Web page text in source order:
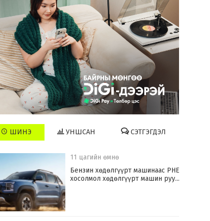
ШИНЭ УНШСАН СЭТГЭГДЭЛ
11 цагийн өмнө
​Бензин хөдөлгүүрт машинаас PHEV
хосолмол хөдөлгүүрт машин руу...